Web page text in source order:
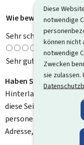
Diese
notwendige
können nicht
notwendige
Zwecken
sie zulassen.
Wie bewerten Sie
Sehr schlecht
Sehr gut
Haben Sie
Hinterlassen Sie uns
diese Seite zu
personenbezogenen
Adresse, Ihren Namen